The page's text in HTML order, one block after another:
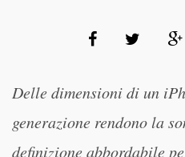
Delle dimensioni di un
generazione rendono la
definizione abbordabile